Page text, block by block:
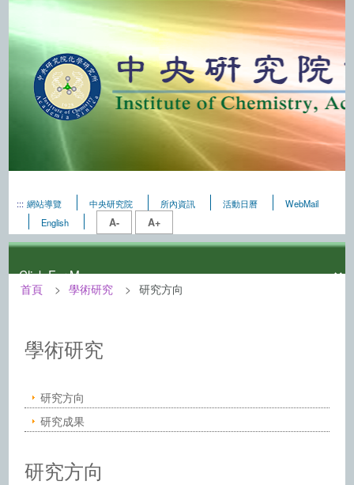
::: 網站導覽 中央研究院 所內資訊 活動日曆
WebMail
English
A- A+
首頁 學術研究 研究方向
中央研究院化學研究所－學術研究
學術研究
研究方向
研究成果
研究方向